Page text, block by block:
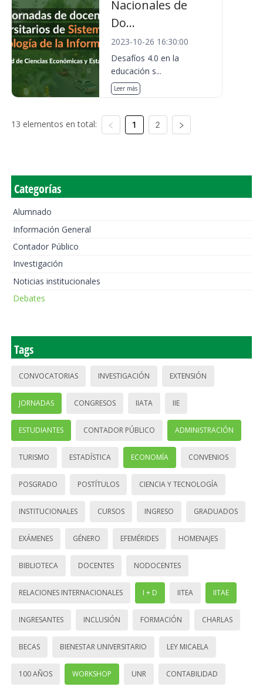
Nacionales de
Do...
2023-10-26 16:30:00
Desafíos 4.0 en la
educación s...
Leer más
13 elementos en total: 1 2
Categorías
Alumnado
Información General
Contador Público
Investigación
Noticias institucionales
Debates
Tags
CONVOCATORIAS INVESTIGACIÓN EXTENSIÓN
JORNADAS CONGRESOS IIATA IIE
ESTUDIANTES CONTADOR PÚBLICO ADMINISTRACIÓN
TURISMO ESTADÍSTICA ECONOMÍA CONVENIOS
POSGRADO POSTÍTULOS CIENCIA Y TECNOLOGÍA
INSTITUCIONALES CURSOS INGRESO GRADUADOS
EXÁMENES GÉNERO EFEMÉRIDES HOMENAJES
BIBLIOTECA DOCENTES NODOCENTES
RELACIONES INTERNACIONALES I + D IITEA IITAE
INGRESANTES INCLUSIÓN FORMACIÓN CHARLAS
BECAS BIENESTAR UNIVERSITARIO LEY MICAELA
100 AÑOS WORKSHOP UNR CONTABILIDAD